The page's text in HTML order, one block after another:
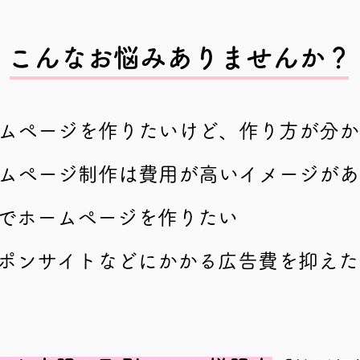
こんなお悩みありませんか？
ページ を作りたいけど、作り方が分
ページ制作は 費用が高いイメージがあ
ホームページを作りたい
ンサイトなどにかかる広告費を抑え